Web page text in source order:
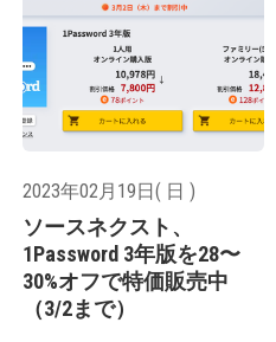
2023年02月19日( 日 )
ソースネクスト、
1Password 3年版を28〜
30%オフで特価販売中
（3/2まで）